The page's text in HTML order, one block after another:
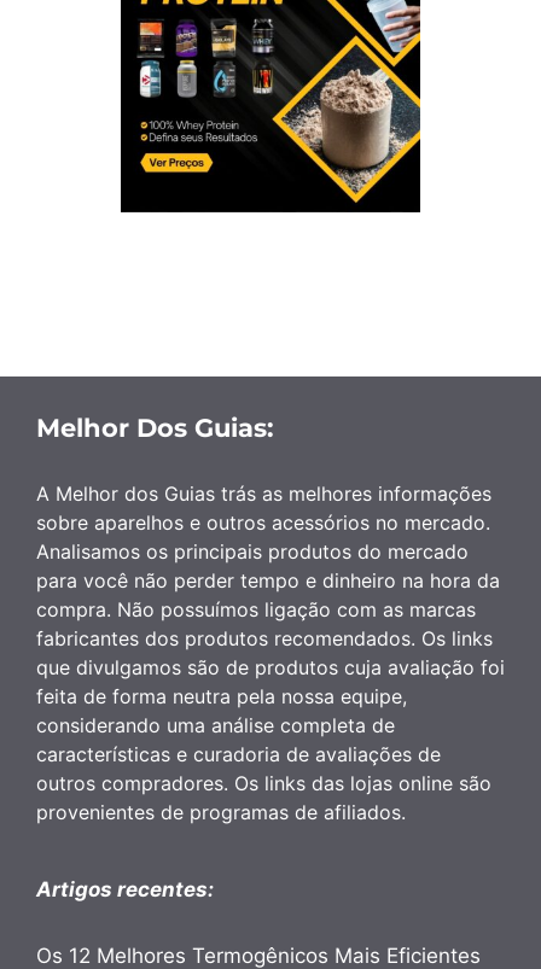
Melhor Dos Guias:
A Melhor dos Guias trás as melhores informações
sobre aparelhos e outros acessórios no mercado.
Analisamos os principais produtos do mercado
para você não perder tempo e dinheiro na hora da
compra. Não possuímos ligação com as marcas
fabricantes dos produtos recomendados. Os links
que divulgamos são de produtos cuja avaliação foi
feita de forma neutra pela nossa equipe,
considerando uma análise completa de
características e curadoria de avaliações de
outros compradores. Os links das lojas online são
provenientes de programas de afiliados.
Artigos recentes:
Os 12 Melhores Termogênicos Mais Eficientes